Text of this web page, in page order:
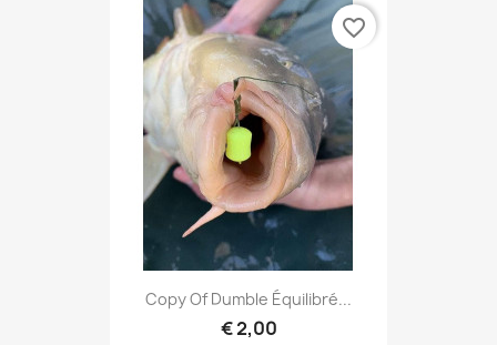
Copy Of Dumble Équilibré...
€ 2,00
favorite_border